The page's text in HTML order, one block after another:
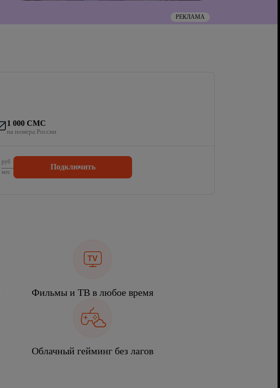
РЕКЛАМА
1 000 СМС
на номера России
руб
мес
Подключить
Фильмы и ТВ в любое время
Облачный гейминг без лагов